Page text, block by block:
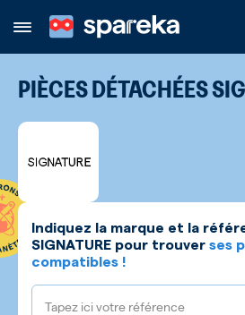
PIÈCES DÉTACHÉES
Indiquez la marque et la
SIGNATURE pour trouver ses
compatibles !
Tapez ici votre référence